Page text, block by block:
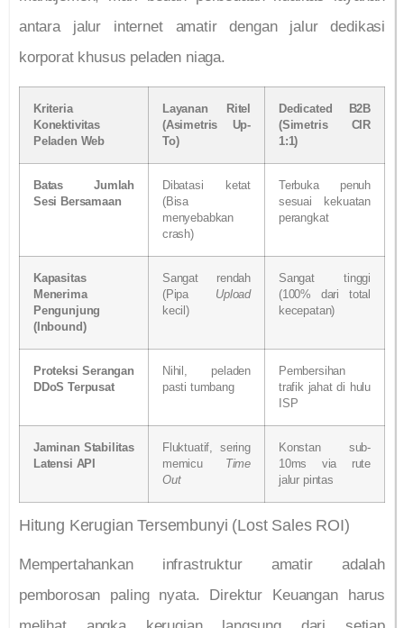
antara jalur internet amatir dengan jalur dedikasi
korporat khusus peladen niaga.
Kriteria
Konektivitas
Peladen Web
Layanan Ritel
(Asimetris Up-
To)
Dedicated B2B
(Simetris CIR
1:1)
Batas Jumlah
Sesi Bersamaan
Dibatasi ketat
(Bisa
menyebabkan
crash)
Terbuka penuh
sesuai kekuatan
perangkat
Kapasitas
Menerima
Pengunjung
(Inbound)
Sangat rendah
(Pipa Upload
kecil)
Sangat tinggi
(100% dari total
kecepatan)
Proteksi Serangan
DDoS Terpusat
Nihil, peladen
pasti tumbang
Pembersihan
trafik jahat di hulu
ISP
Jaminan Stabilitas
Latensi API
Fluktuatif, sering
memicu Time
Out
Konstan sub-
10ms via rute
jalur pintas
Hitung Kerugian Tersembunyi (Lost Sales ROI)
Mempertahankan infrastruktur amatir adalah
pemborosan paling nyata. Direktur Keuangan harus